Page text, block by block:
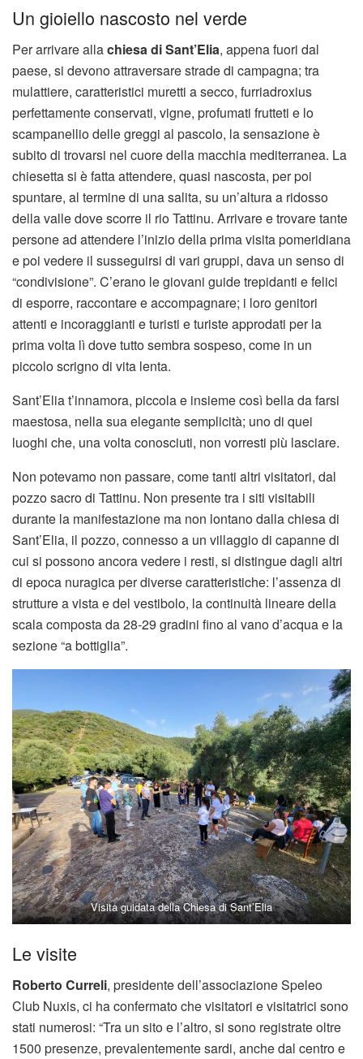
Un gioiello nascosto nel verde
Per arrivare allachiesa di Sant’Elia, appena fuori dal
paese, si devono attraversare strade di campagna; tra
mulattiere, caratteristici muretti a secco, furriadroxius
perfettamente conservati, vigne, profumati frutteti e lo
scampanellio delle greggi al pascolo, la sensazione è
subito di trovarsi nel cuore della macchia mediterranea. La
chiesetta si è fatta attendere, quasi nascosta, per poi
spuntare, al termine di una salita, su un’altura a ridosso
della valle dove scorre il rio Tattinu. Arrivare e trovare tante
persone ad attendere l’inizio della prima visita pomeridiana
e poi vedere il susseguirsi di vari gruppi, dava un senso di
“condivisione”. C’erano le giovani guide trepidanti e felici
di esporre, raccontare e accompagnare; i loro genitori
attenti e incoraggianti e turisti e turiste approdati per la
prima volta lì dove tutto sembra sospeso, come in un
piccolo scrigno di vita lenta.
Sant’Elia t’innamora, piccola e insieme così bella da farsi
maestosa, nella sua elegante semplicità; uno di quei
luoghi che, una volta conosciuti, non vorresti più lasciare.
Non potevamo non passare, come tanti altri visitatori, dal
pozzo sacro di Tattinu. Non presente tra i siti visitabili
durante la manifestazione ma non lontano dalla chiesa di
Sant’Elia, il pozzo, connesso a un villaggio di capanne di
cui si possono ancora vedere i resti, si distingue dagli altri
di epoca nuragica per diverse caratteristiche: l’assenza di
strutture a vista e del vestibolo, la continuità lineare della
scala composta da 28-29 gradini fino al vano d’acqua e la
sezione “a bottiglia”.
Visita guidata della Chiesa di Sant’Elia
Le visite
Roberto Curreli, presidente dell’associazione Speleo
Club Nuxis, ci ha confermato che visitatori e visitatrici sono
stati numerosi: “Tra un sito e l’altro, si sono registrate oltre
1500 presenze, prevalentemente sardi, anche dal centro e